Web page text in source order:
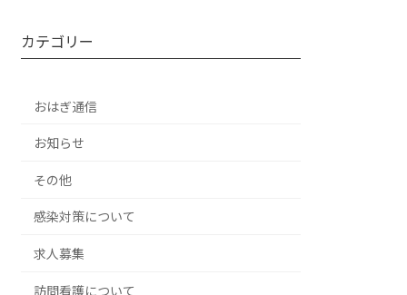
カテゴリー
おはぎ通信
お知らせ
その他
感染対策について
求人募集
訪問看護について